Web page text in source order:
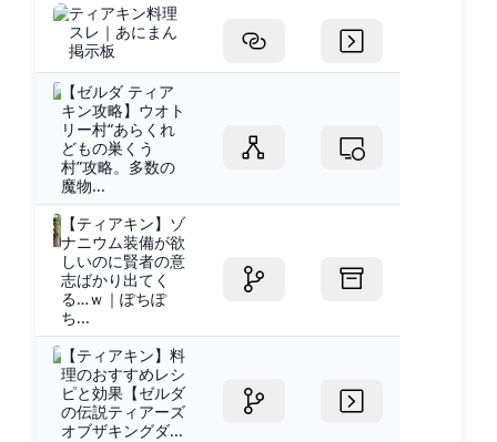
ティアキン料理
スレ｜あにまん
掲示板
【ゼルダ ティア
キン攻略】ウオト
リー村“あらくれ
どもの巣くう
村”攻略。多数の
魔物...
【ティアキン】ゾ
ナニウム装備が欲
しいのに賢者の意
志ばかり出てく
る…ｗ｜ぽちぽ
ち...
【ティアキン】料
理のおすすめレシ
ピと効果【ゼルダ
の伝説ティアーズ
オブザキングダ...